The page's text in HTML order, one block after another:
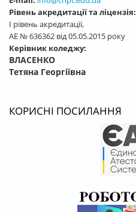
Рівень акредитації та ліцензія:
І рівень акредитації,
АЕ № 636362 від 05.05.2015 року
Керівник коледжу:
ВЛАСЕНКО
Тетяна Георгіївна
КОРИСНІ ПОСИЛАННЯ